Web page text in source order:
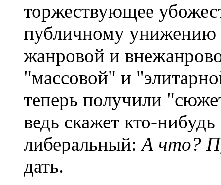
торжествующее
публичному унижению
жанровой и
"массовой" и
теперь получили
ведь скажет кто-
либеральный:А что?
дать.